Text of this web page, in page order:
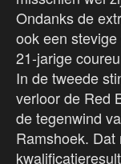
Ondanks de
ook een
21-jarige
In de tweede
verloor de Red
de tegenwind
Ramshoek.